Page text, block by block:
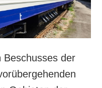
Beschusses der